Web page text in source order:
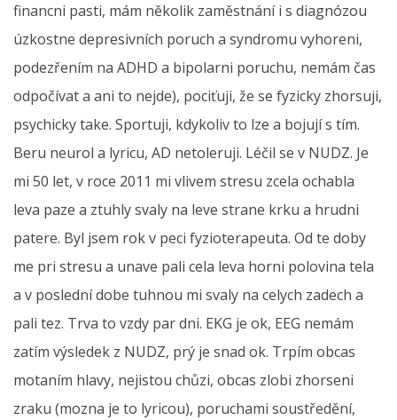
financni pasti, mám několik zaměstnání i s diagnózou
úzkostne depresivních poruch a syndromu vyhoreni,
podezřením na ADHD a bipolarni poruchu, nemám čas
odpočívat a ani to nejde), pociťuji, že se fyzicky zhorsuji,
psychicky take. Sportuji, kdykoliv to lze a bojují s tím.
Beru neurol a lyricu, AD netoleruji. Léčil se v NUDZ. Je
mi 50 let, v roce 2011 mi vlivem stresu zcela ochabla
leva paze a ztuhly svaly na leve strane krku a hrudni
patere. Byl jsem rok v peci fyzioterapeuta. Od te doby
me pri stresu a unave pali cela leva horni polovina tela
a v poslední dobe tuhnou mi svaly na celych zadech a
pali tez. Trva to vzdy par dni. EKG je ok, EEG nemám
zatím výsledek z NUDZ, prý je snad ok. Trpím obcas
motaním hlavy, nejistou chůzi, obcas zlobi zhorseni
zraku (mozna je to lyricou), poruchami soustředění,